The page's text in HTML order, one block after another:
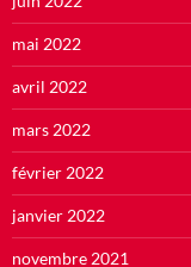
mai 2022
avril 2022
mars 2022
février 2022
janvier 2022
novembre 2021